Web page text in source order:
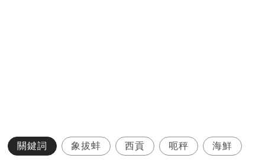
關鍵詞 象拔蚌 西貢 呃秤 海鮮